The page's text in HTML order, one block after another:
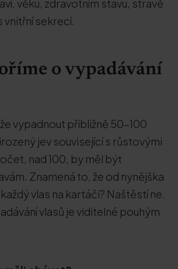
věku, zdravotním stavu, stravě
vnitřní sekrecí.
o vypadávání
vypadnout přibližně 50-100
jev související s růstovými
nad 100, by měl být
Znamená to, že od nynějška
vlas na kartáči? Naštěstí ne.
vlasů je viditelné pouhým